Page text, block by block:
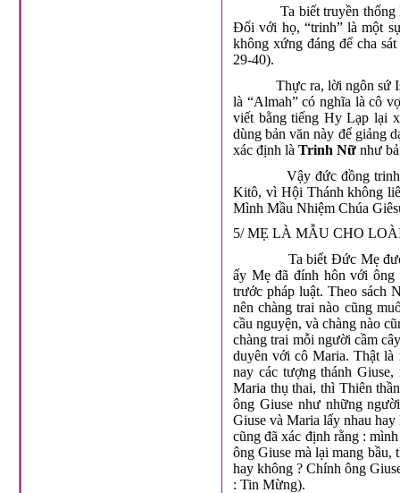
Ta biết truyền
Đối với họ, “trinh” là một
không xứng đáng để cha
29-40).
Thực ra, lời ngôn sứ
là “Almah” có nghĩa là cô
viết bằng tiếng Hy Lạp lại
dùng bản văn này để giảng
xác định là Trinh Nữ như
Vậy đức đồng
Kitô, vì Hội Thánh không
Mình Mầu Nhiệm Chúa
5/ MẸ LÀ MẪU CHO
Ta biết Đức Mẹ
ấy Mẹ đã đính hôn với ông
trước pháp luật. Theo sách
nên chàng trai nào cũng
cầu nguyện, và chàng nào
chàng trai mỗi người cầm
duyên với cô Maria. Thật là
nay các tượng thánh
Maria thụ thai, thì Thiên
ông Giuse như những
Giuse và Maria lấy nhau
cũng đã xác định rằng :
ông Giuse mà lại mang
hay không ? Chính ông
: Tin Mừng).